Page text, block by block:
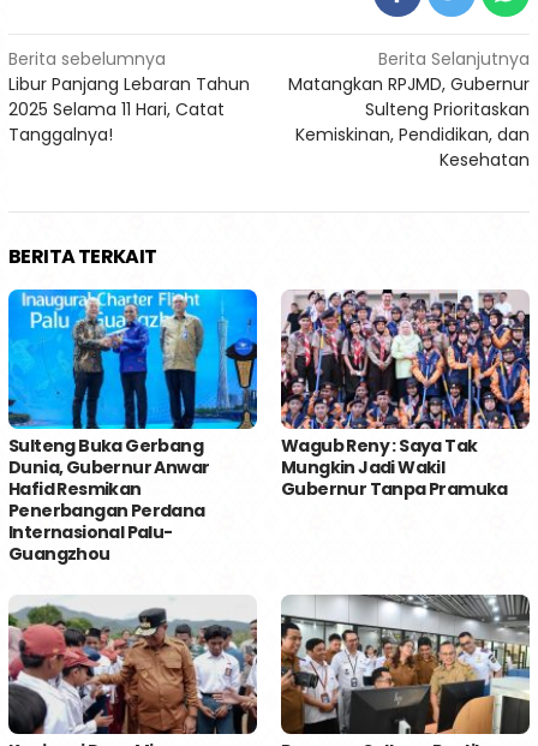
Navigasi
pos
Berita sebelumnya
Libur Panjang Lebaran Tahun
2025 Selama 11 Hari, Catat
Tanggalnya!
Berita Selanjutnya
Matangkan RPJMD, Gubernur
Sulteng Prioritaskan
Kemiskinan, Pendidikan, dan
Kesehatan
BERITA TERKAIT
Sulteng Buka Gerbang
Dunia, Gubernur Anwar
Hafid Resmikan
Penerbangan Perdana
Internasional Palu-
Guangzhou
Wagub Reny : Saya Tak
Mungkin Jadi Wakil
Gubernur Tanpa Pramuka